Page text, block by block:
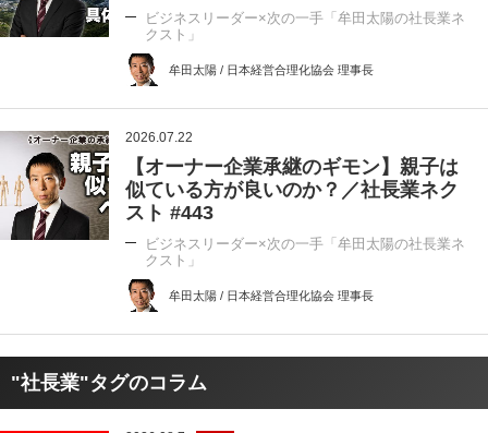
ビジネスリーダー×次の一手「牟田太陽の社長業ネ
クスト」
牟田太陽 / 日本経営合理化協会 理事長
2026.07.22
【オーナー企業承継のギモン】親子は
似ている方が良いのか？／社長業ネク
スト #443
ビジネスリーダー×次の一手「牟田太陽の社長業ネ
クスト」
牟田太陽 / 日本経営合理化協会 理事長
"社長業"タグのコラム